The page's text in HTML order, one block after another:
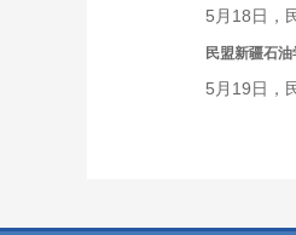
5月18日，
民盟新疆石
5月19日，